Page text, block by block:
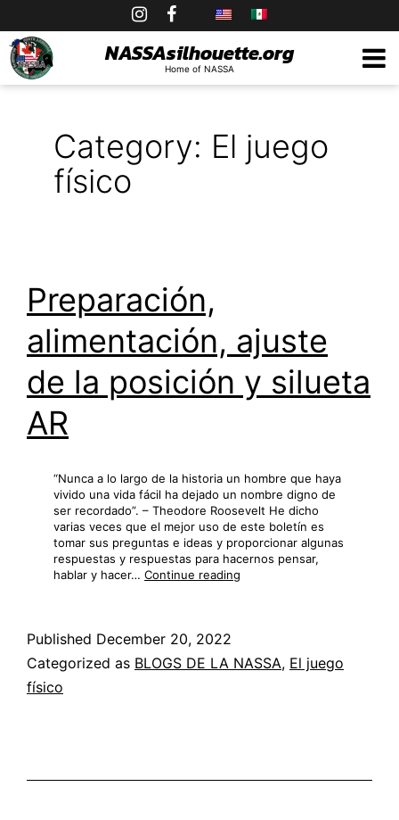
to
content
NASSAsilhouette.org
Home of NASSA
Category: El juego
físico
Preparación,
alimentación, ajuste
de la posición y silueta
AR
“Nunca a lo largo de la historia un hombre que haya
vivido una vida fácil ha dejado un nombre digno de
ser recordado”. – Theodore Roosevelt He dicho
varias veces que el mejor uso de este boletín es
tomar sus preguntas e ideas y proporcionar algunas
respuestas y respuestas para hacernos pensar,
hablar y hacer… Continue reading
y
Published December 20, 2022
Categorized as BLOGS DE LA NASSA, El juego
físico